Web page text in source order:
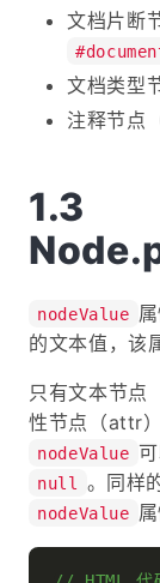
文档片断
文档类型
注释节点
nodeValue
的文本值，该
只有文本节点
性节点（attr
nodeValue
null 。同样
nodeValue